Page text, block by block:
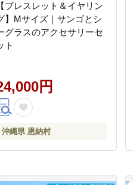
【ブレスレット＆イヤリン
】Mサイズ｜サンゴとシ
グラスのアクセサリーセ
ト
円
沖縄県 恩納村